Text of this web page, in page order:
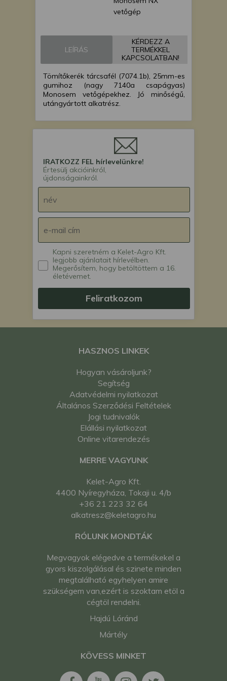
vetőgép
LEÍRÁS
KÉRDEZZ A
TERMÉKKEL
KAPCSOLATBAN!
Tömítőkerék tárcsafél (7074.1b), 25mm-es
gumihoz (nagy 7140a csapágyas)
Monosem vetőgépekhez. Jó minőségű,
utángyártott alkatrész.
IRATKOZZ FEL hírlevelünkre!
Értesülj akcióinkról,
újdonságainkról.
Kapni szeretném a Kelet-Agro Kft.
legjobb ajánlatait hírlevélben.
Megerősítem, hogy betöltöttem a 16.
életévemet.
Feliratkozom
HASZNOS LINKEK
Hogyan vásároljunk?
Segítség
Adatvédelmi nyilatkozat
Általános Szerződési Feltételek
Jogi tudnivalók
Elállási nyilatkozat
Online vitarendezés
MERRE VAGYUNK
Kelet-Agro Kft.
4400 Nyíregyháza, Tokaji u. 4/b
+36 21 223 32 64
alkatresz@keletagro.hu
RÓLUNK MONDTÁK
Megvagyok elégedve a termékekel a
gyors kiszolgálásal és szinete minden
megtalálható egyhelyen amire
szükségem van,ezért is szoktam etöl a
cégtöl rendelni.
Hajdú Lóránd
Mártély
KÖVESS MINKET